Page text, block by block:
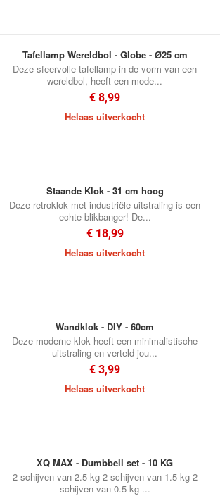
Tafellamp Wereldbol - Globe - Ø25 cm
Deze sfeervolle tafellamp in de vorm van een
wereldbol, heeft een mode...
€ 8,99
Helaas uitverkocht
Staande Klok - 31 cm hoog
Deze retroklok met industriële uitstraling is een
echte blikbanger! De...
€ 18,99
Helaas uitverkocht
Wandklok - DIY - 60cm
Deze moderne klok heeft een minimalistische
uitstraling en verteld jou...
€ 3,99
Helaas uitverkocht
XQ MAX - Dumbbell set - 10 KG
2 schijven van 2.5 kg 2 schijven van 1.5 kg 2
schijven van 0.5 kg ...